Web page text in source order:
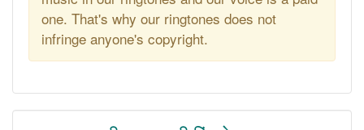
one. That's why our ringtones does not
infringe anyone's copyright.